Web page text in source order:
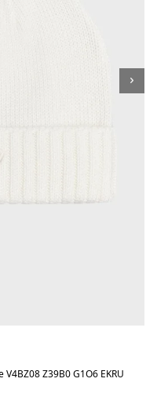
Z39B0 G1O6 EKRU